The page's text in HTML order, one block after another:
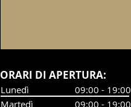
​ORARI DI APERTURA:
Lunedì
Martedì
09:00 - 19:00
09:00 - 19:00